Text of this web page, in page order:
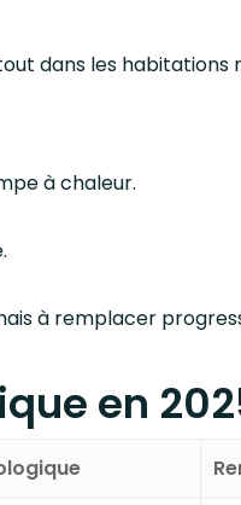
dans les habitations
à chaleur.
à remplacer
en